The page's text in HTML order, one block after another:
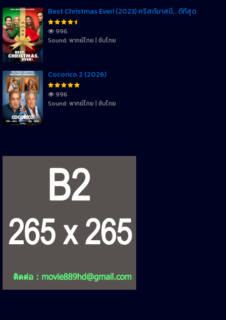
Best Christmas Ever! (2023) คริสต์มาสนี้… ดีที่สุด
996
Sound: พากย์ไทย | ซับไทย
Cocorico 2 (2026)
996
Sound: พากย์ไทย | ซับไทย